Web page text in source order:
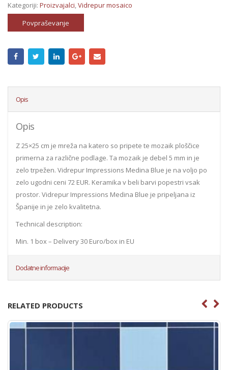
Kategoriji: Proizvajalci,Vidrepur mosaico
Povpraševanje
Opis
Opis
Z 25×25 cm je mreža na katero so pripete te mozaik ploščice
primerna za različne podlage. Ta mozaik je debel 5 mm in je
zelo trpežen. Vidrepur Impressions Medina Blue je na voljo po
zelo ugodni ceni 72 EUR. Keramika v beli barvi popestri vsak
prostor. Vidrepur Impressions Medina Blue je pripeljana iz
Španije in je zelo kvalitetna.
Technical description:
Min. 1 box – Delivery 30 Euro/box in EU
Dodatne informacije
RELATED PRODUCTS